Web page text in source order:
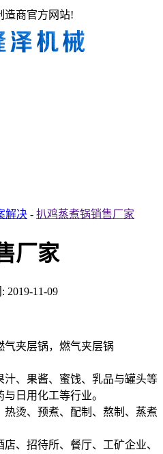
造商官方网站!
解决 - 扒鸡蒸煮锅销售厂家
厂家
2019-11-09
气夹层锅，燃气夹层锅
、果酱、蜜饯、乳品与罐头等
日用化工等行业。
烫、预煮、配制、熬制、蒸煮
、招待所、餐厅、工矿企业、